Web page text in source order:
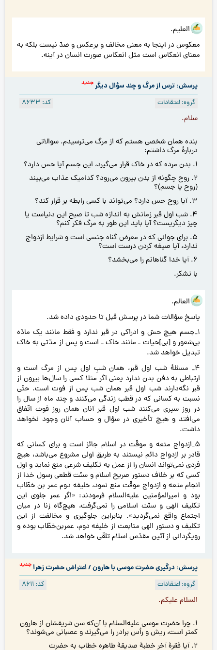
هو العلیم.
معکوس در اینجا به معنی مخالف و برعکس و ضدّ نیست بلکه به
معنای انعکاس است مثل انعکاس صورت انسان در آینه.
پرسش: ترس از مرگ و چند سؤال دیگرجدید
کد: 8633 گروه: اعتقادات
سلام.
بنده همان شخصی هستم که از مرگ می‌ترسیدم. سوالاتی
دربارۀ مرگ داشتم:
1. بدن مرده که در خاک قرار می‌گیرد، این جسم آیا حس دارد؟
2. روح چگونه از بدن بیرون می‌رود؟ کدامیک عذاب می‌بیند
(روح یا جسم)؟
3. آیا روح حس دارد؟ می‌تواند با کسی رابطه بر قرار کند؟
4. شب اول قبر زمانش به اندازه شب تا صبح این دنیاست يا
چیز دیگریست؟ آیا باید این طور به مرگ فکر کنم؟
5. برای جوانی که در معرض گناه جنسى است و شرايط ازدواج
ندارد، آیا صیغه کردن درست است؟
6. آیا خدا گناهانم را می‌بخشد؟
با تشکر.
هو العالم.
پاسخ سؤالات شما در پرسش قبل تا حدودی داده شد.
1_جسم هیچ حسّ و ادراکی در قبر ندارد و فقط مانند یک مادّه
بی‌شعور و [بی]حیات ـ مانند خاک ـ است و پس از مدّتی به خاک
تبدیل خواهد شد.
4_ مسئلۀ شب اول قبر، همان شبِ اول پس از مرگ است و
ارتباطی به دفن بدن ندارد یعنی اگر مثلا کسی را سال‌ها بیرون از
قبر نگه‌دارند شب اول قبر همان شب پس از فوت است. حتّی
نسبت به کسانی که در قطب زندگی می‌کنند و چند ماه از سال را
در روز سپری می‌کنند شب اول قبر آنان همان روز فوت اتّفاق
می‌افتد و هیچ تأخیری در سؤال و حساب آنان وجود نخواهد
داشت.
5_ازدواج متعه و موقّت در اسلام جائز است و برای کسانی که
قادر بر ازدواج دائم نیستند به طریق اولی مشروع می‌باشد، هیچ
فردی نمی‌تواند انسان را از عمل به تکلیف شرعی منع نماید و اول
کسی که بر خلاف دستور صریح اسلام و سنّت قطعی رسول خدا از
انجام متعه و ازدواج موقّت منع نمود، خلیفه دوم عمر بن خطّاب
بود و امیرالمؤمنین علیه‌السلام فرمودند: «اگر عمر جلوی این
تکلیف الهی و سنّت اسلامی را نمی‌گرفت، هیچ‌گاه زنا در میان
اجتماع واقع نمی‌گردید». بنابراین جلوگیری و مخالفت از این
تکلیف و دستور الهی متابعت از خلیفه دوم، عمر‌بن‌خطّاب بوده و
رویگردانی از آئین مقدّس اسلام تلقّی خواهد شد.
پرسش: درگیری حضرت موسی با هارون / اعتراض حضرت زهرا جدید
کد: 8611 گروه: اعتقادات
السلام علیکم.
1. چرا حضرت موسی علیه‌السلام با آن‌که سن شریفشان از هارون
کمتر است، ریش و رأس برادر را می‌گيرند و عصبانى می‌شوند؟
2. آيا فقرۀ آخر خطبۀ صديقۀ طاهره خطاب به حضرت